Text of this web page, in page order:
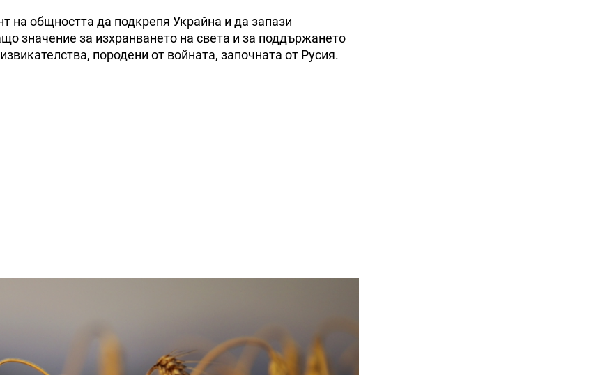
на общността да подкрепя Украйна и да запази
значение за изхранването на света и за поддържането
породени от войната, започната от Русия.